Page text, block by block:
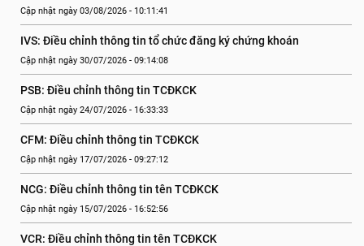
Cập nhật ngày 03/08/2026 - 10:11:41
IVS: Điều chỉnh thông tin tổ chức đăng ký chứng khoán
Cập nhật ngày 30/07/2026 - 09:14:08
PSB: Điều chỉnh thông tin TCĐKCK
Cập nhật ngày 24/07/2026 - 16:33:33
CFM: Điều chỉnh thông tin TCĐKCK
Cập nhật ngày 17/07/2026 - 09:27:12
NCG: Điều chỉnh thông tin tên TCĐKCK
Cập nhật ngày 15/07/2026 - 16:52:56
VCR: Điều chỉnh thông tin tên TCĐKCK